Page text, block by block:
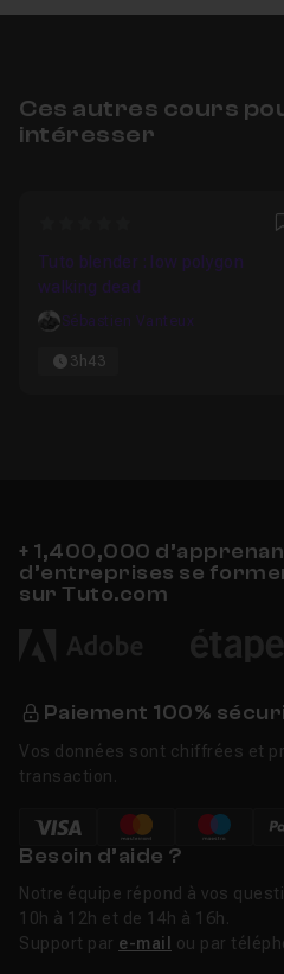
Ces autres cours
intéresser
Tuto blender : low polygon
walking dead
Sébastien Vanteux
3h43
+ 1,400,000
d’entreprises se
sur Tuto.com
Paiement 100%
Vos données sont chiffrées et
transaction.
Besoin d’aide ?
Notre équipe répond à vos
10h à 12h et de 14h à 16h.
Support par e-mail ou par